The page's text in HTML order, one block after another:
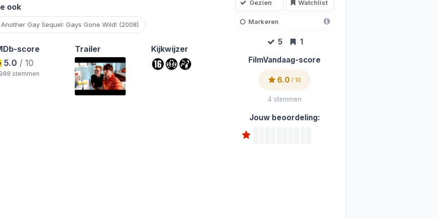
ook
Another Gay Sequel: Gays Gone Wild! (2008)
score
5.0 / 10
stemmen
Trailer Kijkwijzer
Gezien Watchlist
Markeren
5
1
FilmVandaag-score
6.0 / 10
4 stemmen
Jouw beoordeling: